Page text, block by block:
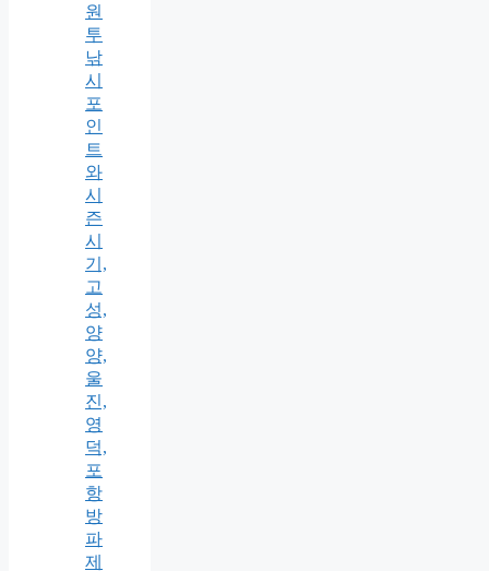
원
투
낚
시
포
인
트
와
시
즌
시
기,
고
성,
양
양,
울
진,
영
덕,
포
항
방
파
제